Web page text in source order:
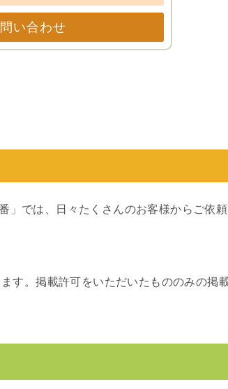
い合わせ
」では、日々たくさんのお客様からご依頼
す。掲載許可をいただいたもののみの掲